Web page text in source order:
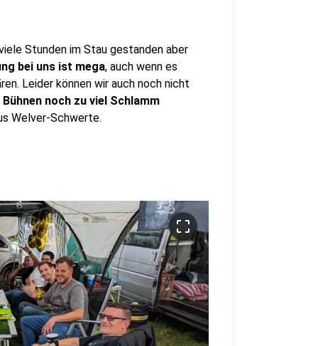
Stunden im Stau gestanden aber
bei uns ist mega, auch wenn es
Leider können wir auch noch nicht
noch zu viel Schlamm
Welver-Schwerte.
crop_free